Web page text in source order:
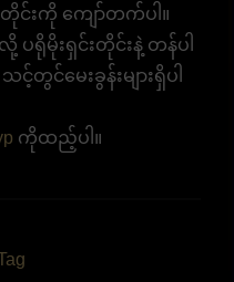
းတိုင်းကို ကျော်တက်ပါ။
ပရိုမိုးရှင်းတိုင်းနဲ့ တန်ပါ
င်မေးခွန်းများရှိပါ
ကိုထည့်ပါ။